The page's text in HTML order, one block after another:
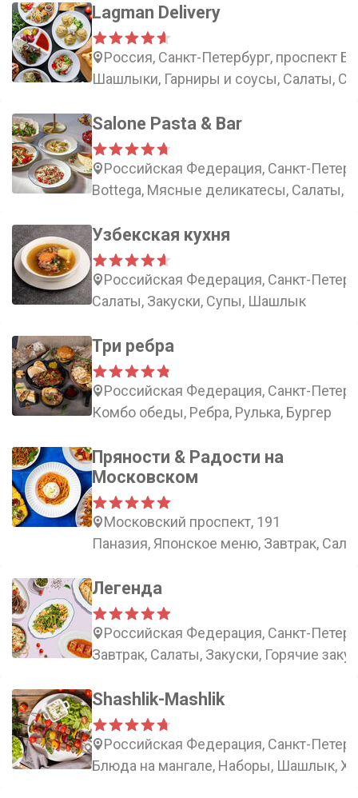
Lagman Delivery
Россия, Санкт-Петербург, проспект
Шашлыки, Гарниры и соусы, Салаты,
Salone Pasta & Bar
Российская Федерация, Санкт-
Bottega, Мясные деликатесы, Салаты,
Узбекская кухня
Российская Федерация, Санкт-
Салаты, Закуски, Супы, Шашлык
Три ребра
Российская Федерация, Санкт-
Комбо обеды, Ребра, Рулька, Бургер
Пряности & Радости на
Московском
Московский проспект, 191
Паназия, Японское меню, Завтрак,
Легенда
Российская Федерация, Санкт-
Завтрак, Салаты, Закуски, Горячие
Shashlik-Mashlik
Российская Федерация, Санкт-
Блюда на мангале, Наборы, Шашлык,